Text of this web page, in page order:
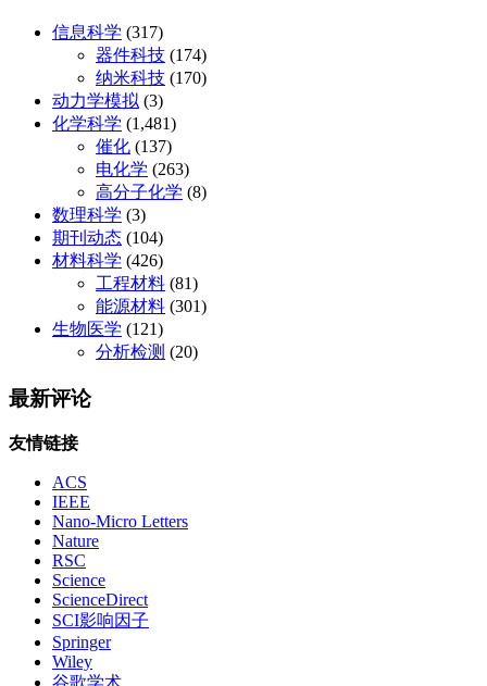
信息科学 (317)
器件科技 (174)
纳米科技 (170)
动力学模拟 (3)
化学科学 (1,481)
催化 (137)
电化学 (263)
高分子化学 (8)
数理科学 (3)
期刊动态 (104)
材料科学 (426)
工程材料 (81)
能源材料 (301)
生物医学 (121)
分析检测 (20)
最新评论
友情链接
ACS
IEEE
Nano-Micro Letters
Nature
RSC
Science
ScienceDirect
SCI影响因子
Springer
Wiley